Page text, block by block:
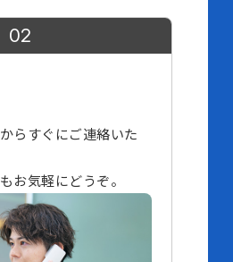
02
らすぐにご連絡いた
お気軽にどうぞ。